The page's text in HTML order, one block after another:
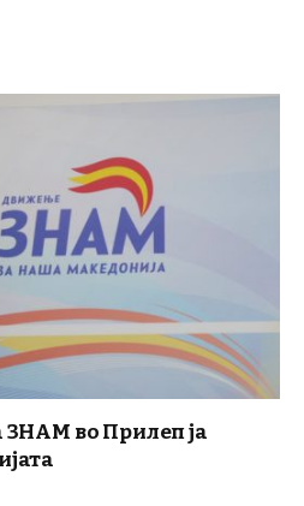
ЗНАМ во Прилеп ја